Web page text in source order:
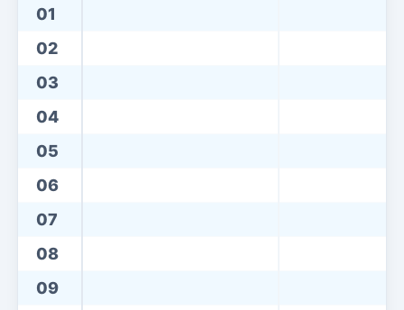
01
02
03
04
05
06
07
08
09